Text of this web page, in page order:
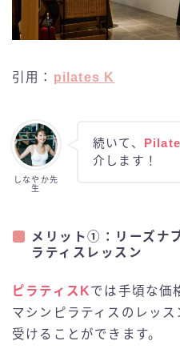
引用： pilates K
しなやか先
生
続いて、
介します！
メリット①：リーズナ
ラティスレッスン
ピラティスKでは手頃な価
マシンピラティスのレッス
受けることができます。